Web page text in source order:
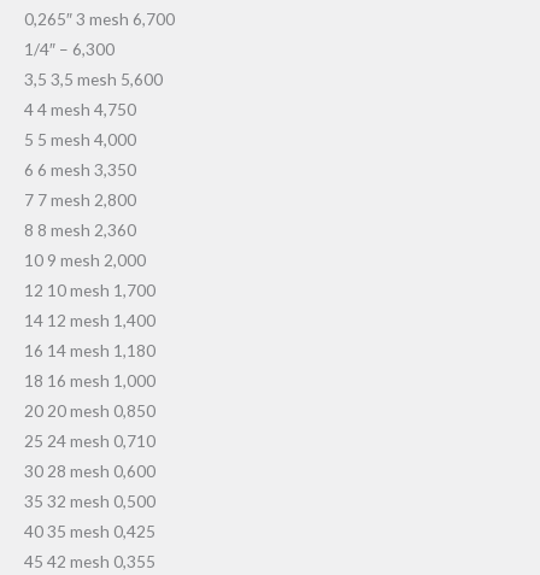
0,265″ 3 mesh 6,700
1/4″ – 6,300
3,5 3,5 mesh 5,600
4 4 mesh 4,750
5 5 mesh 4,000
6 6 mesh 3,350
7 7 mesh 2,800
8 8 mesh 2,360
10 9 mesh 2,000
12 10 mesh 1,700
14 12 mesh 1,400
16 14 mesh 1,180
18 16 mesh 1,000
20 20 mesh 0,850
25 24 mesh 0,710
30 28 mesh 0,600
35 32 mesh 0,500
40 35 mesh 0,425
45 42 mesh 0,355